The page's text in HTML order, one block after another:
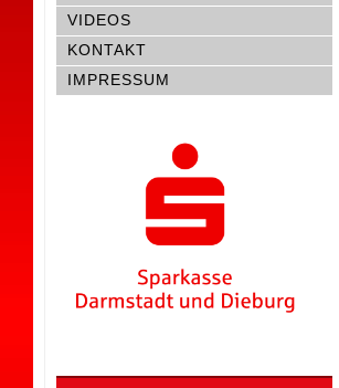
VIDEOS
KONTAKT
IMPRESSUM